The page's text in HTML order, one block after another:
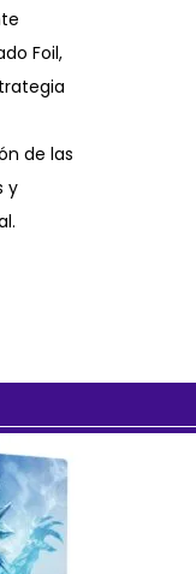
Foil,
de las
y